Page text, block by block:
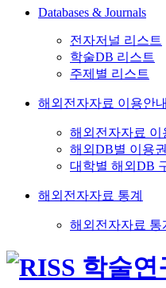
Databases & Journals
전자저널 리스트
학술DB 리스트
주제별 리스트
해외전자자료 이용안내
해외전자자료 이
해외DB별 이용
대학별 해외DB
해외전자자료 통계
해외전자자료 통